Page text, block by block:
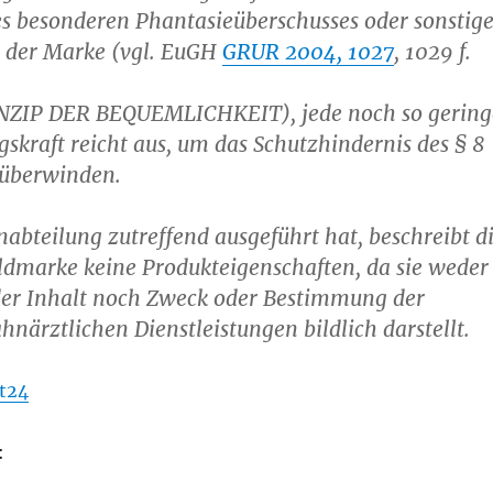
besonderen Phantasieüberschusses oder
Marke (vgl. EuGH GRUR 2004, 1027, 1029 f.
DER BEQUEMLICHKEIT), jede noch so
reicht aus, um das Schutzhindernis des § 8
zutreffend ausgeführt hat, beschreibt
keine Produkteigenschaften, da sie weder
Inhalt noch Zweck oder Bestimmung der
Dienstleistungen bildlich darstellt.